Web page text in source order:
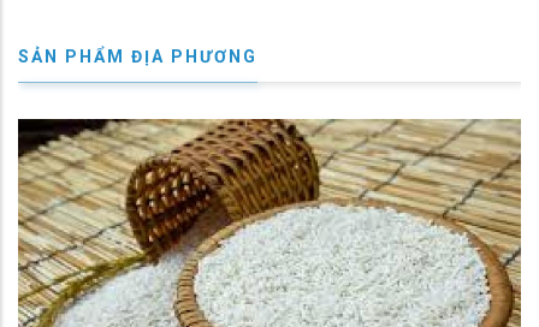
SẢN PHẨM ĐỊA PHƯƠNG